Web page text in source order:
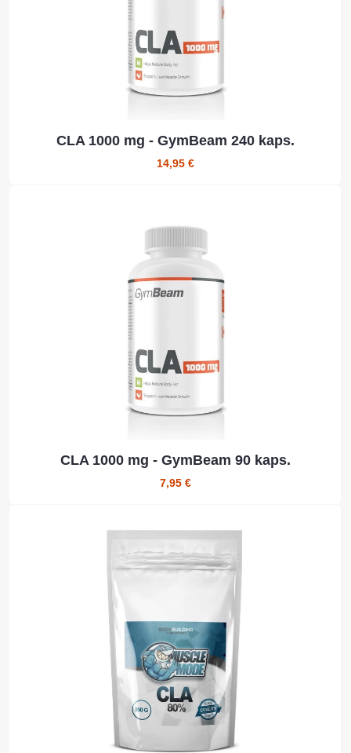
CLA 1000 mg - GymBeam 240 kaps.
14,95 €
CLA 1000 mg - GymBeam 90 kaps.
7,95 €